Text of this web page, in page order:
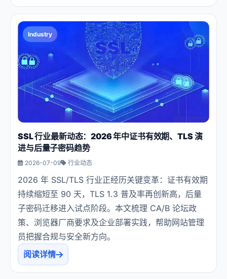
Industry
SSL 行业最新动态：2026 年中证书有效期、TLS 演
进与后量子密码趋势
2026-07-09 行业动态
2026 年 SSL/TLS 行业正经历关键变革：证书有效期
持续缩短至 90 天，TLS 1.3 普及率再创新高，后量
子密码迁移进入试点阶段。本文梳理 CA/B 论坛政
策、浏览器厂商要求及企业部署实践，帮助网站管理
员把握合规与安全新方向。
阅读详情